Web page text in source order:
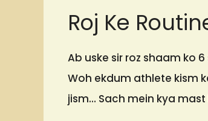
Roj Ke
Ab uske sir roz shaam ko
Woh ekdum athlete kism
jism… Sach mein kya